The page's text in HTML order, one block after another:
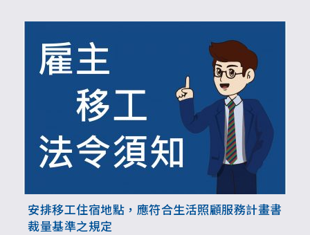
安排移工住宿地點，應符合生活照顧服務計畫書
裁量基準之規定